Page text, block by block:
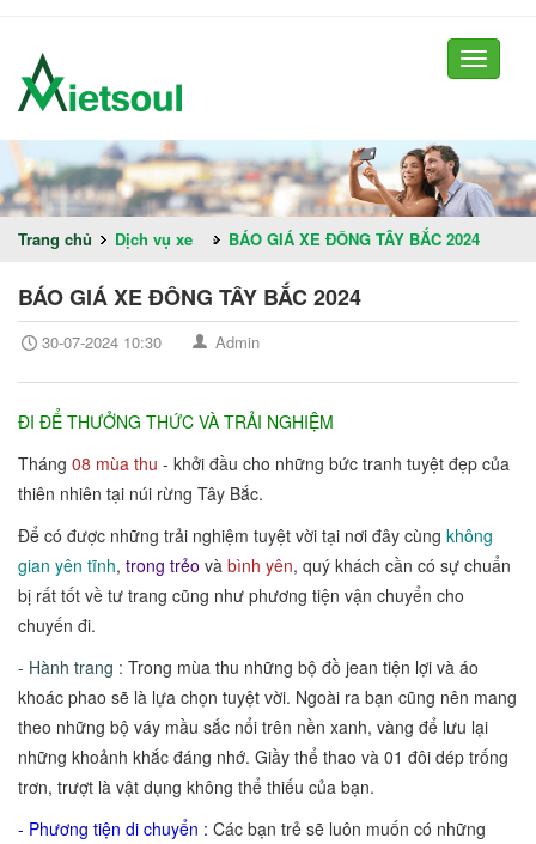
Toggle
Trang chủ Dịch vụ xe » BÁO GIÁ XE ĐÔNG TÂY BẮC 2024
BÁO GIÁ XE ĐÔNG TÂY BẮC 2024
30-07-2024 10:30 Admin
ĐI ĐỂ THƯỞNG THỨC VÀ TRẢI NGHIỆM
Tháng 08 mùa thu - khởi đầu cho những bức tranh tuyệt đẹp của
thiên nhiên tại núi rừng Tây Bắc.
Để có được những trải nghiệm tuyệt vời tại nơi đây cùng không
gian yên tĩnh, trong trẻo và bình yên, quý khách cần có sự chuẩn
bị rất tốt về tư trang cũng như phương tiện vận chuyển cho
chuyến đi.
- Hành trang : Trong mùa thu những bộ đồ jean tiện lợi và áo
khoác phao sẽ là lựa chọn tuyệt vời. Ngoài ra bạn cũng nên mang
theo những bộ váy mầu sắc nổi trên nền xanh, vàng để lưu lại
những khoảnh khắc đáng nhớ. Giầy thể thao và 01 đôi dép trống
trơn, trượt là vật dụng không thể thiếu của bạn.
- Phương tiện di chuyển : Các bạn trẻ sẽ luôn muốn có những